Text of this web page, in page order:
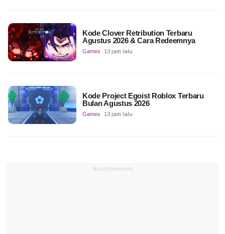
Kode Clover Retribution Terbaru
Agustus 2026 & Cara Redeemnya
Games 13 jam lalu
Kode Project Egoist Roblox Terbaru
Bulan Agustus 2026
Games 13 jam lalu
Advertisements